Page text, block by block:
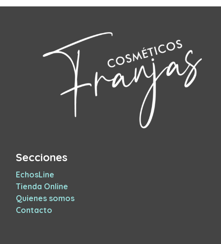
Secciones
EchosLine
Tienda Online
Quienes somos
Contacto